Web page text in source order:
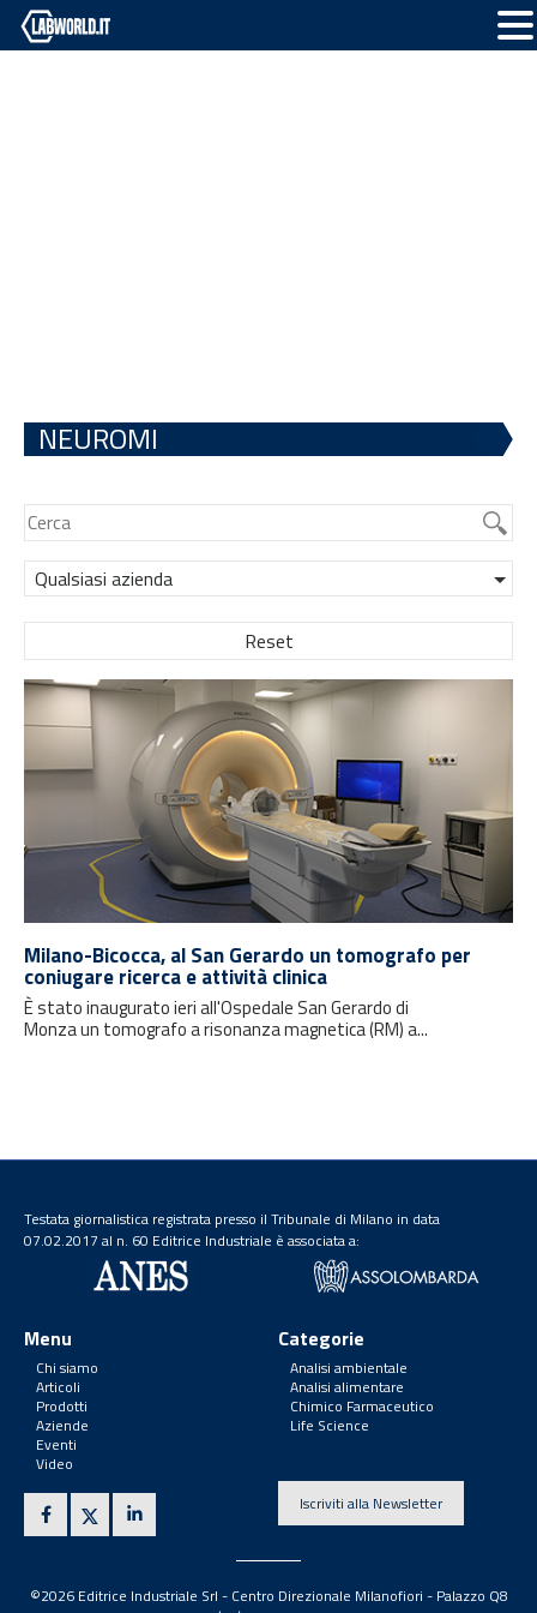
NEUROMI
Qualsiasi azienda
Reset
Milano-Bicocca, al San Gerardo un tomografo per
coniugare ricerca e attività clinica
È stato inaugurato ieri all'Ospedale San Gerardo di
Monza un tomografo a risonanza magnetica (RM) a...
Testata giornalistica registrata presso il Tribunale di Milano in data
07.02.2017 al n. 60 Editrice Industriale è associata a:
Menu
Chi siamo
Articoli
Prodotti
Aziende
Eventi
Video
Categorie
Analisi ambientale
Analisi alimentare
Chimico Farmaceutico
Life Science
Iscriviti alla Newsletter
©2026 Editrice Industriale Srl - Centro Direzionale Milanofiori - Palazzo Q8